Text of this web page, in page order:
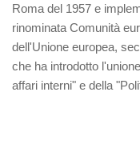
Roma del 1957 e
rinominata Comunità
dell'Unione europea,
che ha introdotto
affari interni" e della